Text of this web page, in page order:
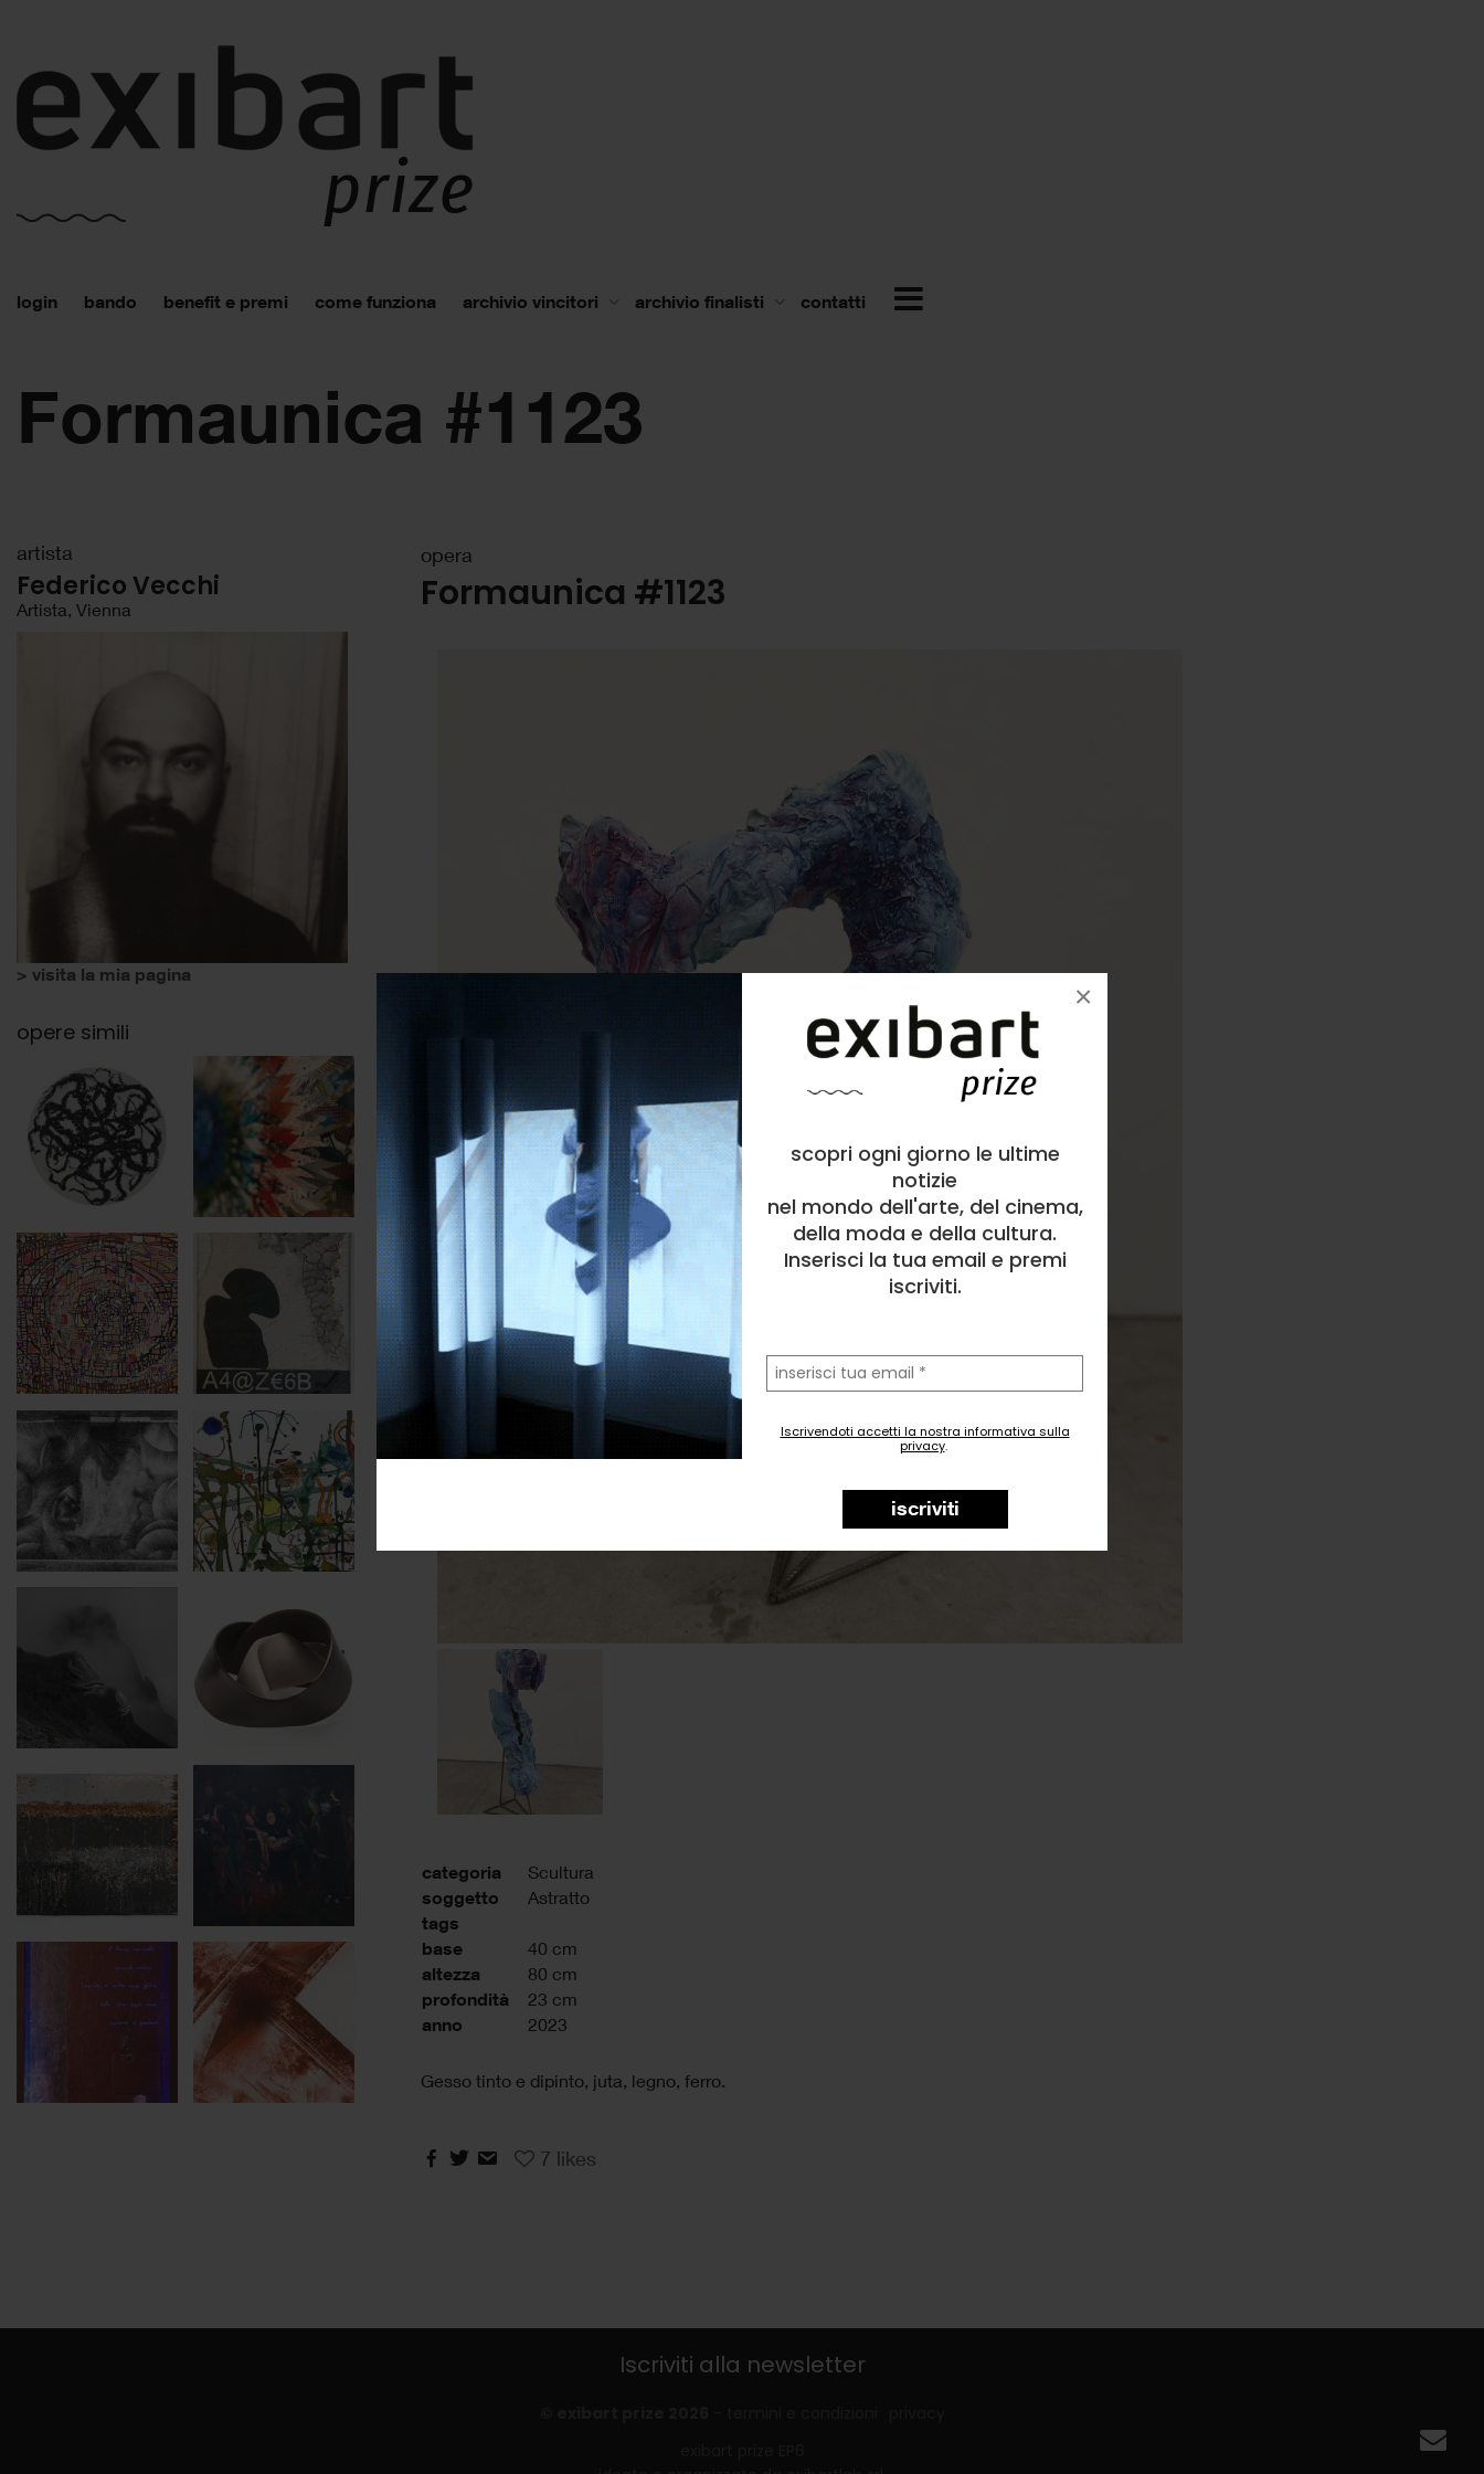
scopri ogni giorno le ultime
notizie
nel mondo dell'arte, del cinema,
della moda e della cultura.
Inserisci la tua email e premi
iscriviti.
la
tua
email
Iscrivendoti accetti la nostra informativa sulla
privacy.
iscriviti
×
login bando benefit e premi come funziona archivio vincitori archivio finalisti contatti
Formaunica #1123
opera
Formaunica #1123
categoria Scultura
soggetto Astratto
tags
base
40 cm
altezza 80 cm
profondità 23 cm
anno 2023
Gesso tinto e dipinto, juta, legno, ferro.
7 likes
artista
Federico Vecchi
Artista, Vienna
> visita la mia pagina
opere simili
Iscriviti alla newsletter